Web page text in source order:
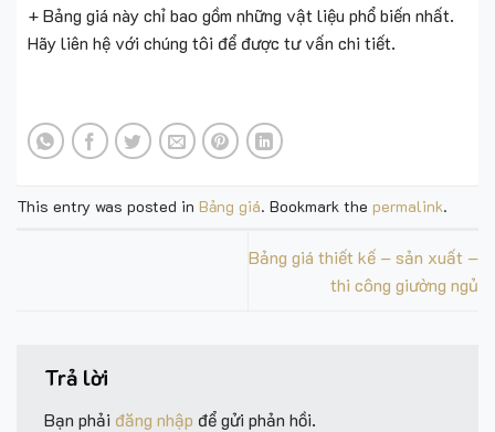
+ Bảng giá này chỉ bao gồm những vật liệu phổ biến nhất.
Hãy liên hệ với chúng tôi để được tư vấn chi tiết.
This entry was posted in Bảng giá. Bookmark the permalink.
Bảng giá thiết kế – sản xuất –
thi công giường ngủ
Trả lời
Bạn phải đăng nhập để gửi phản hồi.